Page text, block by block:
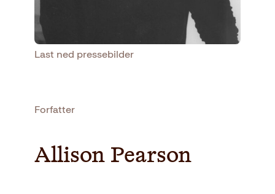
Last ned pressebilder
Forfatter
Allison Pearson